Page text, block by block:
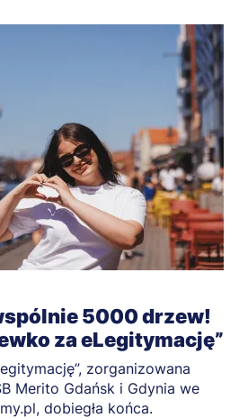
5000 drzew!
za eLegitymację”
zorganizowana
Merito Gdańsk i Gdynia we
dobiegła końca.